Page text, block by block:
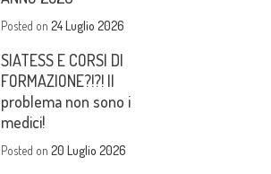
Posted on24 Luglio 2026
SIATESS E CORSI DI
FORMAZIONE?!?! Il
problema non sono i
medici!
Posted on20 Luglio 2026